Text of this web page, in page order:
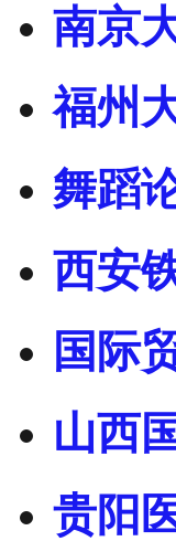
南京
福州
舞蹈
西安
国际
山西
贵阳